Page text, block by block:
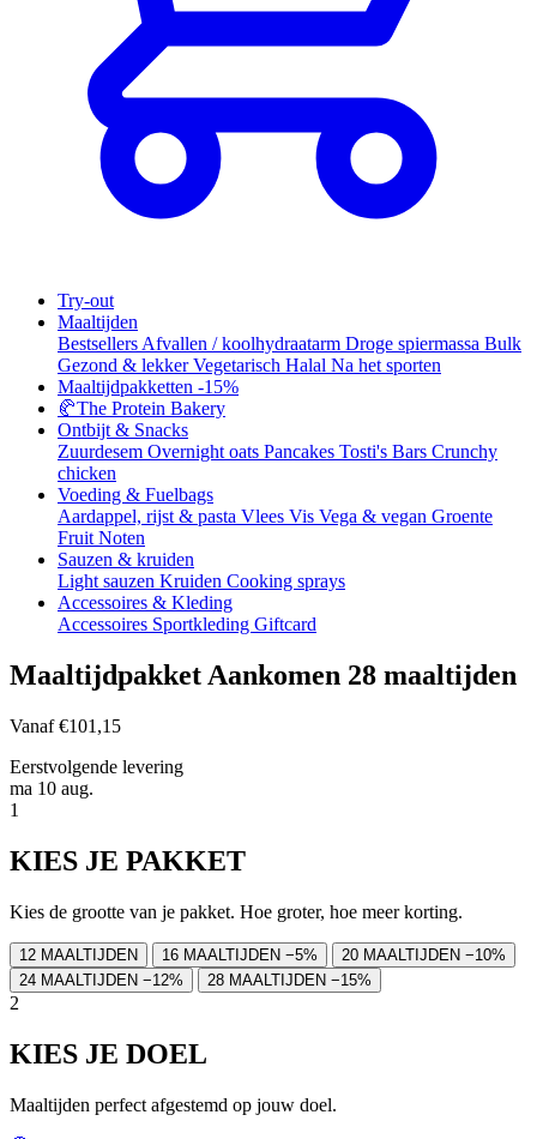
Try-out
Maaltijden
Bestsellers Afvallen / koolhydraatarm Droge spiermassa Bulk
Gezond & lekkerVegetarisch Halal Na het sporten
Maaltijdpakketten -15%
🥐The Protein Bakery
Ontbijt & Snacks
Zuurdesem Overnight oats Pancakes Tosti's Bars Crunchy
chicken
Voeding & Fuelbags
Aardappel, rijst & pasta Vlees Vis Vega & vegan Groente
Fruit Noten
Sauzen & kruiden
Light sauzen Kruiden Cooking sprays
Accessoires & Kleding
Accessoires Sportkleding Giftcard
Maaltijdpakket Aankomen 28 maaltijden
Vanaf€101,15
Eerstvolgende levering
ma 10 aug.
1
KIES JE PAKKET
Kies de grootte van je pakket. Hoe groter, hoe meer korting.
12 MAALTIJDEN 16 MAALTIJDEN −5% 20 MAALTIJDEN −10%
24 MAALTIJDEN −12% 28 MAALTIJDEN −15%
2
KIES JE DOEL
Maaltijden perfect afgestemd op jouw doel.